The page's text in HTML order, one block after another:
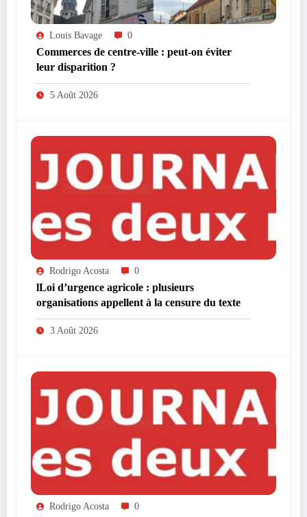
Louis Bavage 0
Commerces de centre-ville : peut-on éviter
leur disparition ?
5 Août 2026
Rodrigo Acosta 0
lLoi d’urgence agricole : plusieurs
organisations appellent à la censure du texte
3 Août 2026
Rodrigo Acosta 0